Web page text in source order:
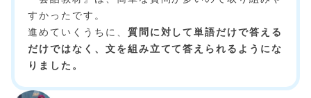
すかったです。
進めていくうちに、 質問に対して単語だけで答える
だけではなく、文を組み立てて答えられるようにな
りました。